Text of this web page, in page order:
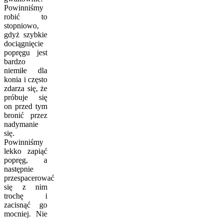
Powinniśmy
robić to
stopniowo,
gdyż szybkie
dociągnięcie
popręgu jest
bardzo
niemiłe dla
konia i często
zdarza się, że
próbuje się
on przed tym
bronić przez
nadymanie
się.
Powinniśmy
lekko zapiąć
popręg, a
następnie
przespacerować
się z nim
trochę i
zacisnąć go
mocniej. Nie